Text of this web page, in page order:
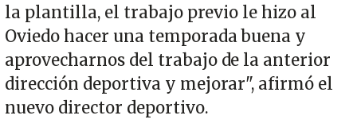
la plantilla, el trabajo previo le hizo al
Oviedo hacer una temporada buena y
aprovecharnos del trabajo de la anterior
dirección deportiva y mejorar", afirmó el
nuevo director deportivo.